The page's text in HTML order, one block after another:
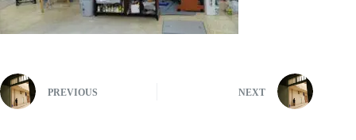
PREVIOUS NEXT